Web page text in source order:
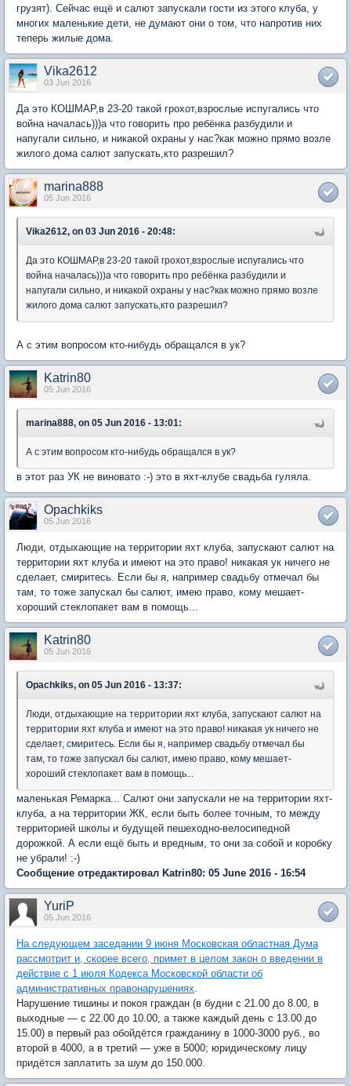
грузят). Сейчас ещё и салют запускали гости из этого клуба, у
многих маленькие дети, не думают они о том, что напротив них
теперь жилые дома.
Vika2612
03 Jun 2016
Да это КОШМАР,в 23-20 такой грохот,взрослые испугались что
война началась)))а что говорить про ребёнка разбудили и
напугали сильно, и никакой охраны у нас?как можно прямо возле
жилого дома салют запускать,кто разрешил?
marina888
05 Jun 2016
Vika2612, on 03 Jun 2016 - 20:48:
Да это КОШМАР,в 23-20 такой грохот,взрослые испугались что
война началась)))а что говорить про ребёнка разбудили и
напугали сильно, и никакой охраны у нас?как можно прямо возле
жилого дома салют запускать,кто разрешил?
А с этим вопросом кто-нибудь обращался в ук?
Katrin80
05 Jun 2016
marina888, on 05 Jun 2016 - 13:01:
А с этим вопросом кто-нибудь обращался в ук?
в этот раз УК не виновато :-) это в яхт-клубе свадьба гуляла.
Opachkiks
05 Jun 2016
Люди, отдыхающие на территории яхт клуба, запускают салют на
территории яхт клуба и имеют на это право! никакая ук ничего не
сделает, смиритесь. Если бы я, например свадьбу отмечал бы
там, то тоже запускал бы салют, имею право, кому мешает-
хороший стеклопакет вам в помощь...
Katrin80
05 Jun 2016
Opachkiks, on 05 Jun 2016 - 13:37:
Люди, отдыхающие на территории яхт клуба, запускают салют на
территории яхт клуба и имеют на это право! никакая ук ничего не
сделает, смиритесь. Если бы я, например свадьбу отмечал бы
там, то тоже запускал бы салют, имею право, кому мешает-
хороший стеклопакет вам в помощь...
маленькая Ремарка... Салют они запускали не на территории яхт-
клуба, а на территории ЖК, если быть более точным, то между
территорией школы и будущей пешеходно-велосипедной
дорожкой. А если ещё быть и вредным, то они за собой и коробку
не убрали! :-)
Сообщение отредактировал Katrin80: 05 June 2016 - 16:54
YuriP
05 Jun 2016
На следующем заседании 9 июня Московская областная Дума
рассмотрит и, скорее всего, примет в целом закон о введении в
действие с 1 июля Кодекса Московской области об
административных правонарушениях.
Нарушение тишины и покоя граждан (в будни с 21.00 до 8.00, в
выходные — с 22.00 до 10.00, а также каждый день с 13.00 до
15.00) в первый раз обойдётся гражданину в 1000-3000 руб., во
второй в 4000, а в третий — уже в 5000; юридическому лицу
придётся заплатить за шум до 150.000.